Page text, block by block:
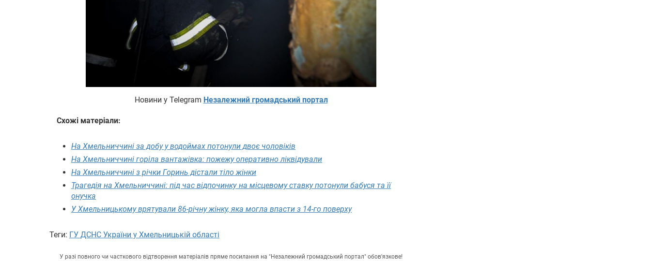
Новини у Telegram Незалежний громадський портал
Схожі матеріали:
На Хмельниччині за добу у водоймах потонули двоє чоловіків
На Хмельниччині горіла вантажівка: пожежу оперативно ліквідували
На Хмельниччині з річки Горинь дістали тіло жінки
Трагедія на Хмельниччині: під час відпочинку на місцевому ставку потонули бабуся та її
онучка
У Хмельницькому врятували 86-річну жінку, яка могла впасти з 14-го поверху
Теги: ГУ ДСНС України у Хмельницькій області
У разі повного чи часткового відтворення матеріалів пряме посилання на "Незалежний громадський портал" обов'язкове!